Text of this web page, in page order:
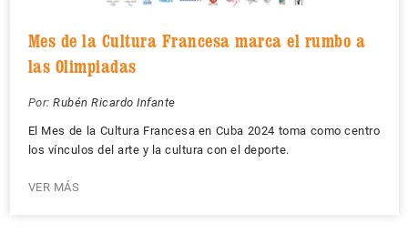
Mes de la Cultura Francesa marca el rumbo a
las Olimpiadas
Por: Rubén Ricardo Infante
El Mes de la Cultura Francesa en Cuba 2024 toma como centro
los vínculos del arte y la cultura con el deporte.
VER MÁS